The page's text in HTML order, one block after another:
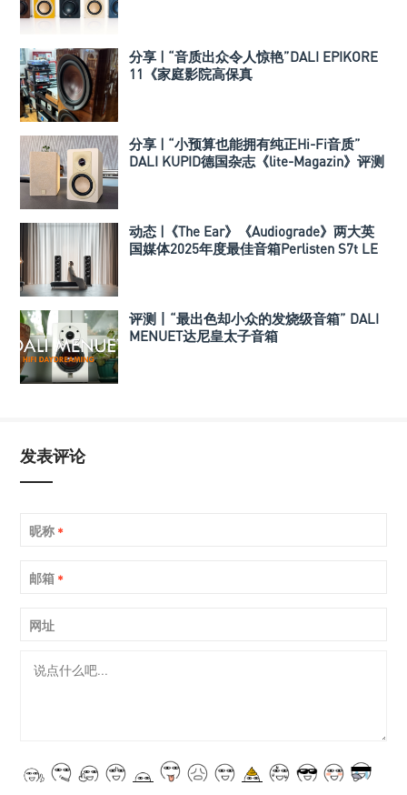
分享 | “音质出众令人惊艳”DALI EPIKORE
11《家庭影院高保真
分享 | “小预算也能拥有纯正Hi-Fi音质”
DALI KUPID德国杂志《lite-Magazin》评测
动态 |《The Ear》《Audiograde》两大英
国媒体2025年度最佳音箱Perlisten S7t LE
评测丨“最出色却小众的发烧级音箱” DALI
MENUET达尼皇太子音箱
发表评论
昵称 *
邮箱 *
网址